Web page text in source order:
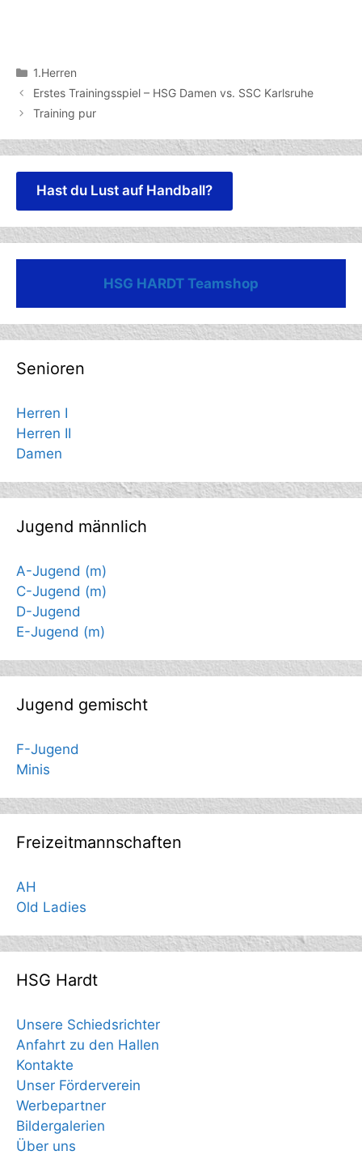
Kategorien
1.Herren
Erstes Trainingsspiel – HSG Damen vs. SSC Karlsruhe
Training pur
Hast du Lust auf Handball?
HSG HARDT Teamshop
Senioren
Herren I
Herren II
Damen
Jugend männlich
A-Jugend (m)
C-Jugend (m)
D-Jugend
E-Jugend (m)
Jugend gemischt
F-Jugend
Minis
Freizeitmannschaften
AH
Old Ladies
HSG Hardt
Unsere Schiedsrichter
Anfahrt zu den Hallen
Kontakte
Unser Förderverein
Werbepartner
Bildergalerien
Über uns